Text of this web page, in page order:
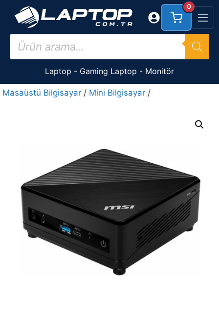
İçeriğe
Products
search
Laptop - Gaming Laptop - Monitör
0
Masaüstü Bilgisayar / Mini Bilgisayar /